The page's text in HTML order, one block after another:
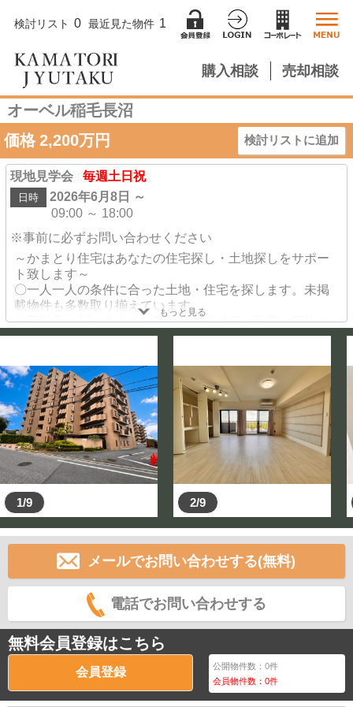
検討リスト 0 最近見た物件 1
購入相談 売却相談
オーベル稲毛長沼
価格 2,200万円 検討リストに追加
現地見学会 毎週土日祝
日時
2026年6月8日 ～
09:00 ～ 18:00
※事前に必ずお問い合わせください
～かまとり住宅はあなたの住宅探し・土地探しをサポー
ト致します～
〇一人一人の条件に合った土地・住宅を探します。未掲
載物件も多数取り揃えています。
〇不動産に関する小さな疑問も、担当者が親身に解決さ
せていただきます。
建物解体・リフォームまで対応させていただきます。
〇毎週土日祝は現地案内会も実施しております。 電話
予約での対応も可能ですので、お気軽にお問合せくださ
い♪
～内見・現地案内希望の場合～
〇気になる物件がございましたら、お気軽に当社までご
連絡下さい。お客様の日程に合わせて担当者が対応させ
て頂きます。
〇中古物件（居住中）の場合、事前に先方への確認が必
要となります。事前にご連絡頂けると当日の対応がスム
ーズに行えます。
〇ご案内に際して、お住まいへのお迎え、最寄り駅への
お迎えが必要なお客様は遠慮なく申しつけ下さい。担当
者がお客様に合わせて対応致します。
～土地・住宅購入に関して～
〇お客様のご要望が第一優先です。些細な事でも遠慮な
く申しつけ下さい。
〇無理な返済計画は一切致しません。ご希望の予算に合
わせてご提案させていただきます。些細な悩みを一緒に
解決していきましょう！
もっと見る
1/9 2/9
メールでお問い合わせする(無料)
電話でお問い合わせする
無料会員登録はこちら
会員登録 公開物件数：0件
会員物件数：0件